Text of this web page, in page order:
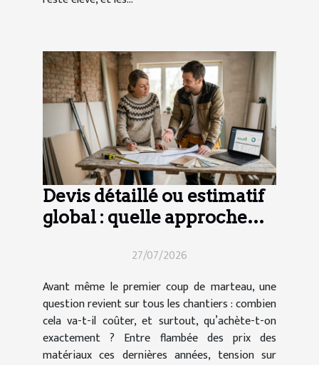
Devis détaillé ou estimatif
global : quelle approche
27/07/2026
Avant même le premier coup de marteau, une
question revient sur tous les chantiers : combien
cela va-t-il coûter, et surtout, qu’achète-t-on
exactement ? Entre flambée des prix des
matériaux ces dernières années, tension sur